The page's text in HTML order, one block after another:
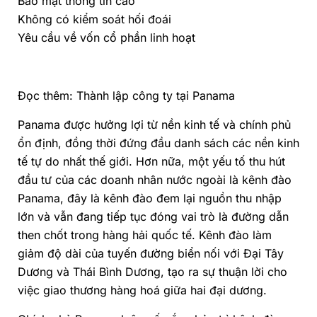
Không có kiểm soát hối đoái
Yêu cầu về vốn cổ phần linh hoạt
Đọc thêm: Thành lập công ty tại Panama
Panama được hưởng lợi từ nền kinh tế và chính phủ
ổn định, đồng thời đứng đầu danh sách các nền kinh
tế tự do nhất thế giới. Hơn nữa, một yếu tố thu hút
đầu tư của các doanh nhân nước ngoài là kênh đào
Panama, đây là kênh đào đem lại nguồn thu nhập
lớn và vẫn đang tiếp tục đóng vai trò là đường dẫn
then chốt trong hàng hải quốc tế. Kênh đào làm
giảm độ dài của tuyến đường biển nối với Đại Tây
Dương và Thái Bình Dương, tạo ra sự thuận lời cho
việc giao thương hàng hoá giữa hai đại dương.